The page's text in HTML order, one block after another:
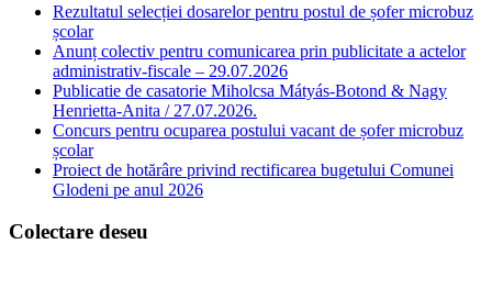
Rezultatul selecției dosarelor pentru postul de șofer microbuz
școlar
Anunț colectiv pentru comunicarea prin publicitate a actelor
administrativ-fiscale – 29.07.2026
Publicatie de casatorie Miholcsa Mátyás-Botond & Nagy
Henrietta-Anita / 27.07.2026.
Concurs pentru ocuparea postului vacant de șofer microbuz
școlar
Proiect de hotărâre privind rectificarea bugetului Comunei
Glodeni pe anul 2026
Colectare deseu